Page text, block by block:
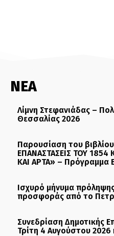
ΝΕΑ
Λίμνη Στεφανιάδας –
Θεσσαλίας 2026
Παρουσίαση του
ΕΠΑΝΑΣΤΑΣΕΙΣ ΤΟΥ 1854
ΚΑΙ ΑΡΤΑ» – Πρόγραμμα
Ισχυρό μήνυμα
προσφοράς από το
Συνεδρίαση Δημοτικής
Τρίτη 4 Αυγούστου